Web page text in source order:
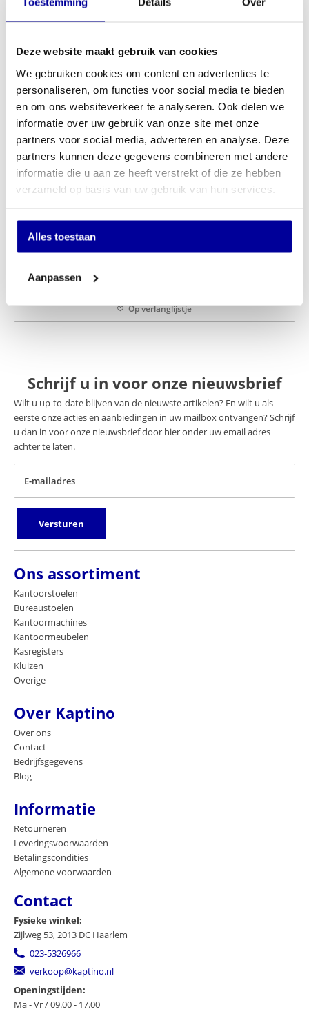
Deze website maakt gebruik van cookies
We gebruiken cookies om content en advertenties te
personaliseren, om functies voor social media te bieden
en om ons websiteverkeer te analyseren. Ook delen we
informatie over uw gebruik van onze site met onze
partners voor social media, adverteren en analyse. Deze
partners kunnen deze gegevens combineren met andere
informatie die u aan ze heeft verstrekt of die ze hebben
verzameld op basis van uw gebruik van hun services.
Alles toestaan
Aanpassen
bergen
Elk vak is voorzien van een 220V stroomvoorziening
Ventilatiegaten in zijwanden en achterwand
Handgreep links en rechts voor optimale mobiliteit
Voorzien van 4 zwenkwielen (2 met rem)
Buitenmaten (HxBxD) 1250x530x500 mm
Binnenmaten compartiment (HxBxD) : 85x340x385 mm
Deuropening : 180°
Kleur Kast LichtGrijs RAL7035
Kleur Deur LichtGrijs RAL7035
Gewicht 49 KG
INCL BTW: €1.419,00
Op verlanglijstje
Schrijf u in voor onze nieuwsbrief
Wilt u up-to-date blijven van de nieuwste artikelen? En wilt u als
eerste onze acties en aanbiedingen in uw mailbox ontvangen? Schrijf
u dan in voor onze nieuwsbrief door hier onder uw email adres
achter te laten.
E-mailadres
Versturen
Ons assortiment
Kantoorstoelen
Bureaustoelen
Kantoormachines
Kantoormeubelen
Kasregisters
Kluizen
Overige
Over Kaptino
Over ons
Contact
Bedrijfsgegevens
Blog
Informatie
Retourneren
Leveringsvoorwaarden
Betalingscondities
Algemene voorwaarden
Contact
Fysieke winkel:
Zijlweg 53, 2013 DC Haarlem
023-5326966
verkoop@kaptino.nl
Openingstijden:
Ma - Vr / 09.00 - 17.00